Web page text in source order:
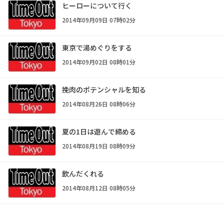
ヒーローについて行く
2014年09月09日 07時02分
東京で湯めぐりをする
2014年09月02日 08時01分
挽肉のポテンシャルを知る
2014年08月26日 08時06分
夏の1日は遊んで締める
2014年08月19日 08時09分
飲んだくれる
2014年08月12日 08時05分